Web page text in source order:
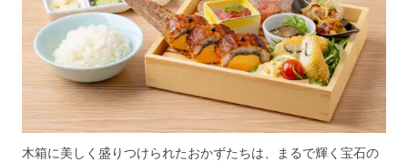
木箱に美しく盛りつけられたおかずたちは、まるで輝く宝石の